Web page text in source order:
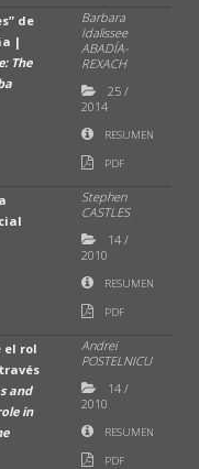
de
|
The
Barbara
Idalissee
ABADÍA-
REXACH
25 /
2014
RESUMEN
PDF
Stephen
CASTLES
14 /
2010
RESUMEN
PDF
el rol
and
in
Andrei
POSTELNICU
14 /
2010
RESUMEN
PDF